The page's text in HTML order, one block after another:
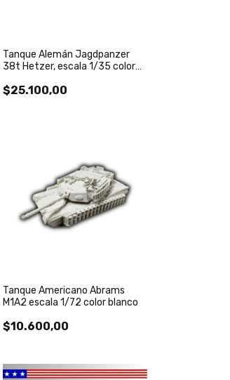
Tanque Alemán Jagdpanzer
38t Hetzer, escala 1/35 color
$25.100,00
Tanque Americano Abrams
M1A2 escala 1/72 color blanco
$10.600,00